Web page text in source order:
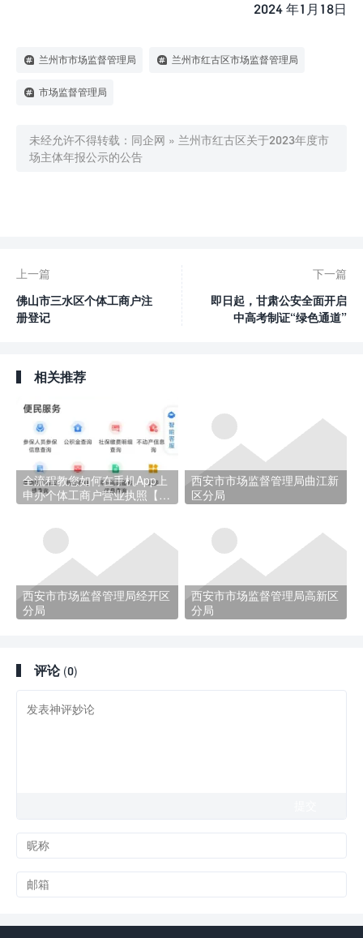
2024 年1月18日
兰州市市场监督管理局 兰州市红古区市场监督管理局
市场监督管理局
未经允许不得转载： 同企网 » 兰州市红古区关于2023年度市
场主体年报公示的公告
上一篇
佛山市三水区个体工商户注
册登记
下一篇
即日起，甘肃公安全面开启
中高考制证“绿色通道”
相关推荐
全流程教您如何在手机App上
申办个体工商户营业执照【敦
西安市市场监督管理局曲江新
区分局
西安市市场监督管理局经开区
分局
西安市市场监督管理局高新区
分局
评论 (0)